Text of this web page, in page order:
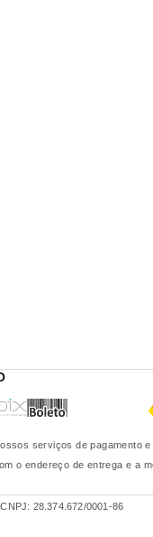
serviços de
o endereço de entrega e a
CNPJ: 28.374.672/0001-86